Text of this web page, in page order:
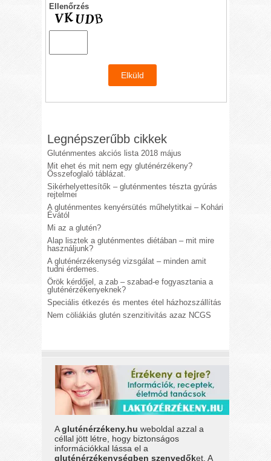
Ellenőrzés
Legnépszerűbb cikkek
Gluténmentes akciós lista 2018 május
Mit ehet és mit nem egy gluténérzékeny?
Összefoglaló táblázat.
Sikérhelyettesítők – gluténmentes tészta gyúrás
rejtelmei
A gluténmentes kenyérsütés műhelytitkai – Kohári
Évától
Mi az a glutén?
Alap lisztek a gluténmentes diétában – mit mire
használjunk?
A gluténérzékenység vizsgálat – minden amit
tudni érdemes.
Örök kérdőjel, a zab – szabad-e fogyasztania a
gluténérzékenyeknek?
Speciális étkezés és mentes étel házhozszállítás
Nem cöliákiás glutén szenzitivitás azaz NCGS
Agluténérzékeny.hu weboldal azzal a
céllal jött létre, hogy biztonságos
információkkal lássa el a
gluténérzékenységben szenvedőket. A